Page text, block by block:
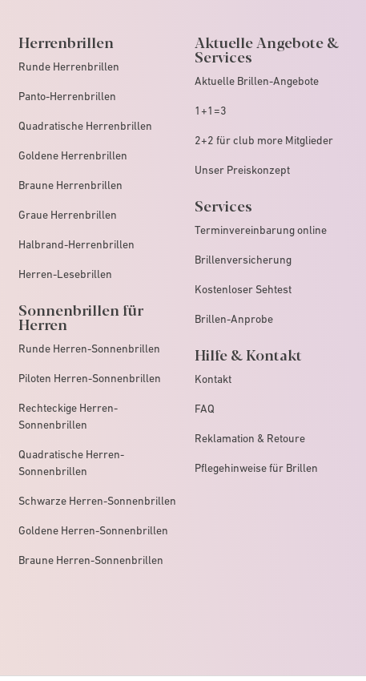
Herrenbrillen
Runde Herrenbrillen
Panto-Herrenbrillen
Quadratische Herrenbrillen
Goldene Herrenbrillen
Braune Herrenbrillen
Graue Herrenbrillen
Halbrand-Herrenbrillen
Herren-Lesebrillen
Sonnenbrillen für
Herren
Runde Herren-Sonnenbrillen
Piloten Herren-Sonnenbrillen
Rechteckige Herren-
Sonnenbrillen
Quadratische Herren-
Sonnenbrillen
Schwarze Herren-Sonnenbrillen
Goldene Herren-Sonnenbrillen
Braune Herren-Sonnenbrillen
Aktuelle Angebote &
Services
Aktuelle Brillen-Angebote
1+1=3
2+2 für club more Mitglieder
Unser Preiskonzept
Services
Terminvereinbarung online
Brillenversicherung
Kostenloser Sehtest
Brillen-Anprobe
Hilfe & Kontakt
Kontakt
FAQ
Reklamation & Retoure
Pflegehinweise für Brillen